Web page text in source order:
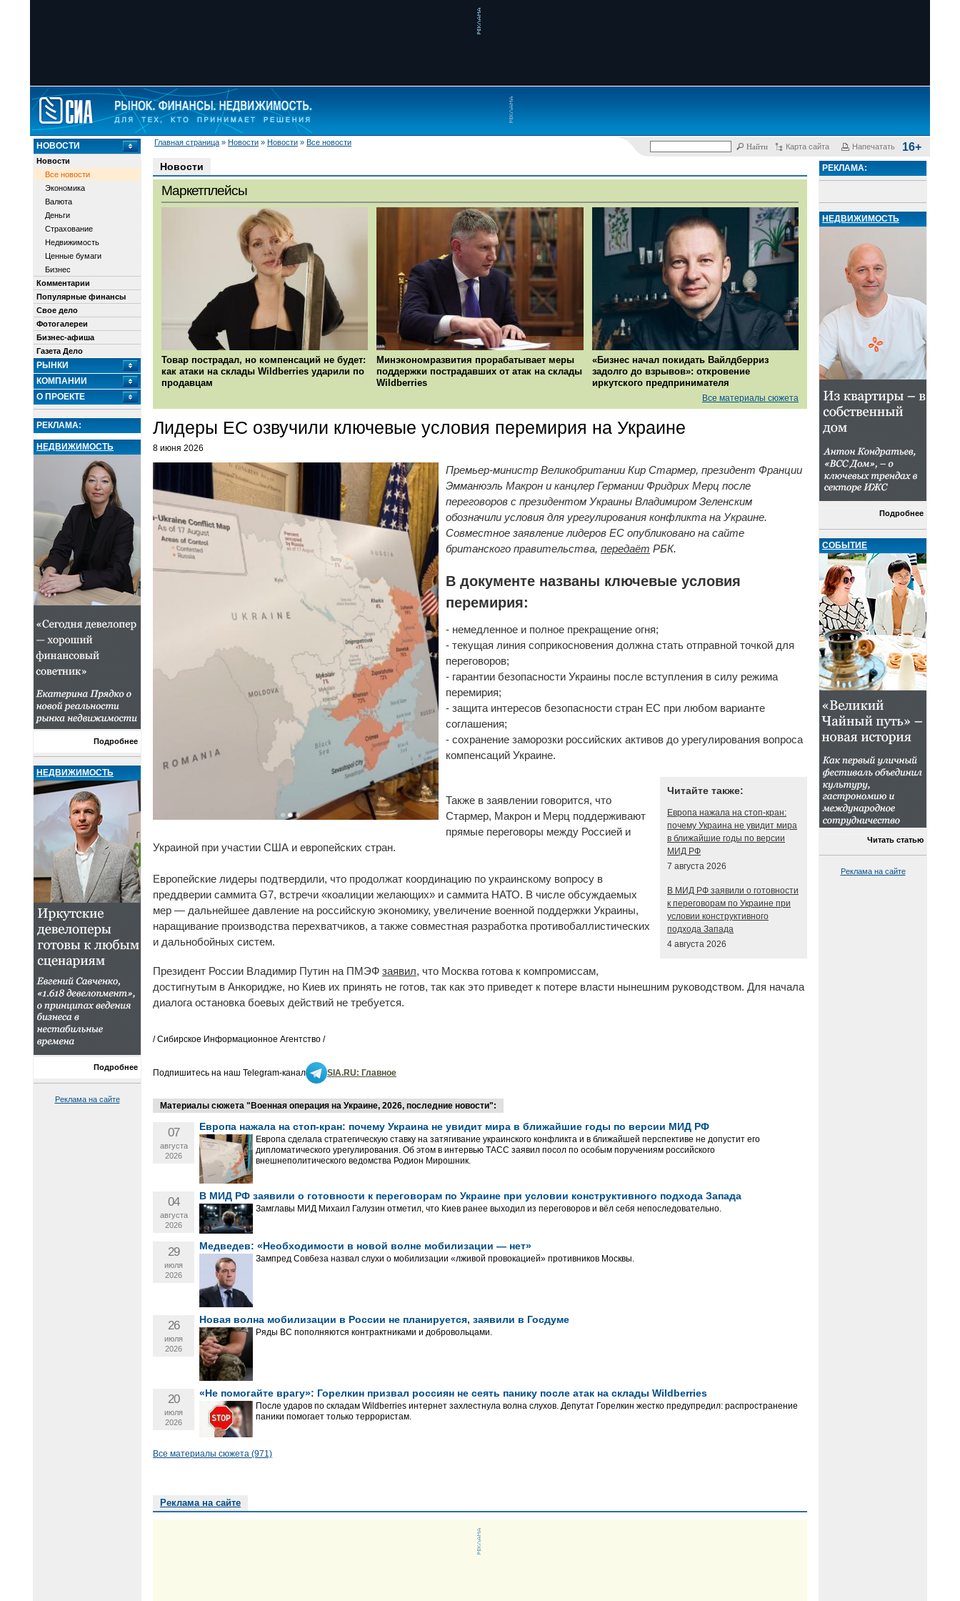
Главная страница » Новости » Новости » Все новости
Карта сайта Напечатать 16+
НОВОСТИ
Новости
Все новости
Экономика
Валюта
Деньги
Страхование
Недвижимость
Ценные бумаги
Бизнес
Комментарии
Популярные финансы
Свое дело
Фотогалереи
Бизнес-афиша
Газета Дело
РЫНКИ
КОМПАНИИ
О ПРОЕКТЕ
РЕКЛАМА:
НЕДВИЖИМОСТЬ
Подробнее
НЕДВИЖИМОСТЬ
Подробнее
Реклама на сайте
Новости
Маркетплейсы
Товар пострадал, но компенсаций не будет:
как атаки на склады Wildberries ударили по
продавцам
Минэкономразвития прорабатывает меры
поддержки пострадавших от атак на склады
Wildberries
«Бизнес начал покидать Вайлдберриз
задолго до взрывов»: откровение
иркутского предпринимателя
Все материалы сюжета
Лидеры ЕС озвучили ключевые условия перемирия на Украине
8 июня 2026
Премьер-министр Великобритании Кир Стармер, президент Франции
Эмманюэль Макрон и канцлер Германии Фридрих Мерц после
переговоров с президентом Украины Владимиром Зеленским
обозначили условия для урегулирования конфликта на Украине.
Совместное заявление лидеров ЕС опубликовано на сайте
британского правительства, передаёт РБК.
В документе названы ключевые условия
перемирия:
- немедленное и полное прекращение огня;
- текущая линия соприкосновения должна стать отправной точкой для
переговоров;
- гарантии безопасности Украины после вступления в силу режима
перемирия;
- защита интересов безопасности стран ЕС при любом варианте
соглашения;
- сохранение заморозки российских активов до урегулирования вопроса
компенсаций Украине.
Читайте также:
Европа нажала на стоп-кран:
почему Украина не увидит мира
в ближайшие годы по версии
МИД РФ
7 августа 2026
В МИД РФ заявили о готовности
к переговорам по Украине при
условии конструктивного
подхода Запада
4 августа 2026
Также в заявлении говорится, что
Стармер, Макрон и Мерц поддерживают
прямые переговоры между Россией и
Украиной при участии США и европейских стран.
Европейские лидеры подтвердили, что продолжат координацию по украинскому вопросу в
преддверии саммита G7, встречи «коалиции желающих» и саммита НАТО. В числе обсуждаемых
мер — дальнейшее давление на российскую экономику, увеличение военной поддержки Украины,
наращивание производства перехватчиков, а также совместная разработка противобаллистических
и дальнобойных систем.
Президент России Владимир Путин на ПМЭФ заявил, что Москва готова к компромиссам,
достигнутым в Анкоридже, но Киев их принять не готов, так как это приведет к потере власти нынешним руководством. Для начала
диалога остановка боевых действий не требуется.
/ Сибирское Информационное Агентство /
Подпишитесь на наш Telegram-канал SIA.RU: Главное
Материалы сюжета "Военная операция на Украине, 2026, последние новости":
07
августа
2026
Европа нажала на стоп-кран: почему Украина не увидит мира в ближайшие годы по версии МИД РФ
Европа сделала стратегическую ставку на затягивание украинского конфликта и в ближайшей перспективе не допустит его
дипломатического урегулирования. Об этом в интервью ТАСС заявил посол по особым поручениям российского
внешнеполитического ведомства Родион Мирошник.
04
августа
2026
В МИД РФ заявили о готовности к переговорам по Украине при условии конструктивного подхода Запада
Замглавы МИД Михаил Галузин отметил, что Киев ранее выходил из переговоров и вёл себя непоследовательно.
29
июля
2026
Медведев: «Необходимости в новой волне мобилизации — нет»
Зампред Совбеза назвал слухи о мобилизации «лживой провокацией» противников Москвы.
26
июля
2026
Новая волна мобилизации в России не планируется, заявили в Госдуме
Ряды ВС пополняются контрактниками и добровольцами.
20
июля
2026
«Не помогайте врагу»: Горелкин призвал россиян не сеять панику после атак на склады Wildberries
После ударов по складам Wildberries интернет захлестнула волна слухов. Депутат Горелкин жестко предупредил: распространение
паники помогает только террористам.
Все материалы сюжета (971)
Реклама на сайте
РЕКЛАМА:
НЕДВИЖИМОСТЬ
Подробнее
СОБЫТИЕ
Читать статью
Реклама на сайте